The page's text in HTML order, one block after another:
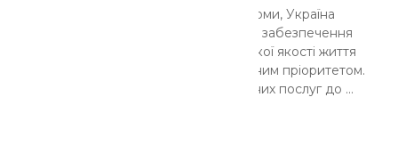
Україна проводить реформи, Україна
змінюється і стає країною, де забезпечення
високої якості послуг та високої якості життя
громадян є найвищим державним пріоритетом.
Наближеність адміністративних послуг до ...